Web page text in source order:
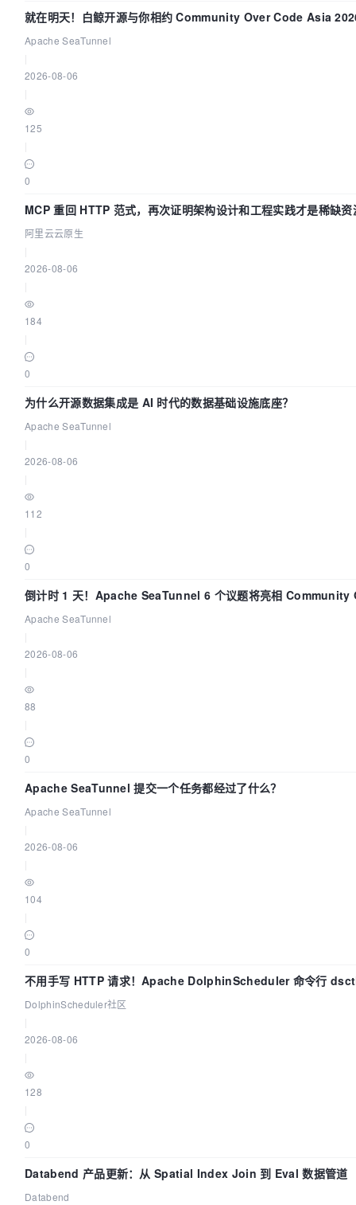
就在明天！白鲸开源与你相约 Community Over Code Asia
Apache SeaTunnel
2026-08-06
125
0
MCP 重回 HTTP 范式，再次证明架构设计和工程实践才是稀缺资
阿里云云原生
2026-08-06
184
0
为什么开源数据集成是 AI 时代的数据基础设施底座？
Apache SeaTunnel
2026-08-06
112
0
倒计时 1 天！Apache SeaTunnel 6 个议题将亮相
Apache SeaTunnel
2026-08-06
88
0
Apache SeaTunnel 提交一个任务都经过了什么？
Apache SeaTunnel
2026-08-06
104
0
不用手写 HTTP 请求！Apache DolphinScheduler 命令行
DolphinScheduler社区
2026-08-06
128
0
Databend 产品更新：从 Spatial Index Join 到 Eval 数据管道
Databend